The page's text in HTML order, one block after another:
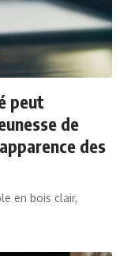
peut
de
des
en bois clair,